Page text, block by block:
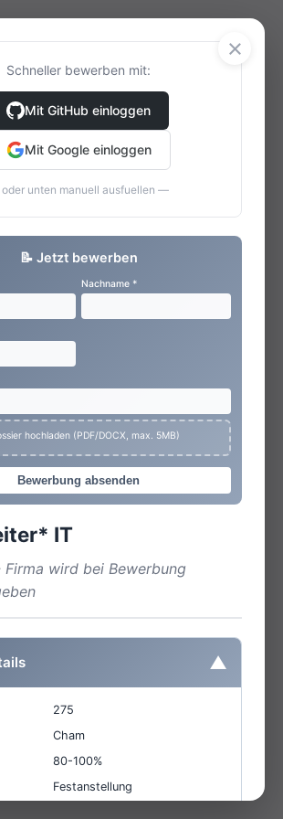
×
Schneller bewerben mit:
Mit GitHub einloggen
Mit Google einloggen
unten manuell ausfuellen —
📝 Jetzt bewerben
Nachname *
hochladen (PDF/DOCX, max. 5MB)
Bewerbung absenden
IT
wird bei Bewerbung
▼
275
Cham
80-100%
Festanstellung